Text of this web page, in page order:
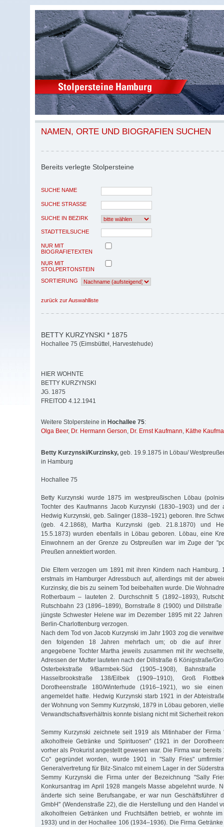
NAMEN, ORTE UND BIOGRAFIEN SUCHEN
Bereits verlegte Stolpersteine
SUCHE NAME
SUCHE STRASSE
SUCHE IN BEZIRK
STADTTEILSUCHE
NUR MIT
BIOGRAFIETEXTEN
NUR MIT
STOLPERTONSTEIN
SORTIERUNG
zurück zur Auswahlliste
BETTY KURZYNSKI * 1875
Hochallee 75 (Eimsbüttel, Harvestehude)
HIER WOHNTE
BETTY KURZYNSKI
JG. 1875
FREITOD 4.12.1941
Weitere Stolpersteine in Hochallee 75:
Olga Beer, Dr. Hermann Gerson, Dr. Ernst Kaufmann, Käthe
Betty Kurzynski/Kurzinsky, geb. 19.9.1875 in Löbau/
in Hamburg
Hochallee 75
Betty Kurzynski wurde 1875 im westpreußischen Löbau
Tochter des Kaufmanns Jacob Kurzynski (1830–1903) und der
Hedwig Kurzynski, geb. Salinger (1838–1921) geboren. Ihre
(geb. 4.2.1868), Martha Kurzynski (geb. 21.8.1870) und
15.5.1873) wurden ebenfalls in Löbau geboren. Löbau, eine
Einwohnern an der Grenze zu Ostpreußen war im Zuge der
Preußen annektiert worden.
Die Eltern verzogen um 1891 mit ihren Kindern nach Hamburg.
erstmals im Hamburger Adressbuch auf, allerdings mit der
Kurzinsky, die bis zu seinem Tod beibehalten wurde. Die
Rotherbaum – lauteten 2. Durchschnitt 5 (1892–1893),
Rutschbahn 23 (1896–1899), Bornstraße 8 (1900) und
jüngste Schwester Helene war im Dezember 1895 mit 22
Berlin-Charlottenburg verzogen.
Nach dem Tod von Jacob Kurzynski im Jahr 1903 zog die
den folgenden 18 Jahren mehrfach um; ob die auf ihrer
angegebene Tochter Martha jeweils zusammen mit ihr
Adressen der Mutter lauteten nach der Dillstraße 6 Königstraße/
Osterbekstraße 9/Barmbek-Süd (1905–1908), Bahnstraße
Hasselbrookstraße 138/Eilbek (1909–1910), Groß
Dorotheenstraße 180/Winterhude (1916–1921), wo sie einen
angemeldet hatte. Hedwig Kurzynski starb 1921 in der
der Wohnung von Semmy Kurzynski, 1879 in Löbau geboren,
Verwandtschaftsverhältnis konnte bislang nicht mit Sicherheit
Semmy Kurzynski zeichnete seit 1919 als Mitinhaber der Firma
alkoholfreie Getränke und Spirituosen" (1921 in der
vorher als Prokurist angestellt gewesen war. Die Firma war bereits
Co" gegründet worden, wurde 1901 in "Sally Fries"
Generalvertretung für Bilz-Sinalco mit einem Lager in der
Semmy Kurzynski die Firma unter der Bezeichnung "Sally
Konkursantrag im April 1928 mangels Masse abgelehnt wurde.
änderte sich seine Berufsangabe, er war nun Geschäftsführer
GmbH" (Wendenstraße 22), die die Herstellung und den Handel
alkoholfreien Getränken und Fruchtsäften betrieb, er wohnte
1933) und in der Hochallee 106 (1934–1936). Die Firma